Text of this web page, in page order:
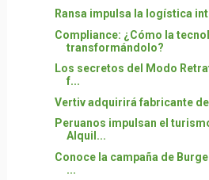
Ransa impulsa la logística
Compliance: ¿Cómo la
transformándolo?
Los secretos del Modo
f...
Vertiv adquirirá fabricante
Peruanos impulsan el
Alquil...
Conoce la campaña de
...